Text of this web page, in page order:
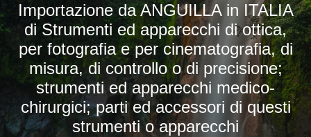
Importazione da ANGUILLA in ITALIA
di Strumenti ed apparecchi di ottica,
per fotografia e per cinematografia, di
misura, di controllo o di precisione;
strumenti ed apparecchi medico-
chirurgici; parti ed accessori di questi
strumenti o apparecchi